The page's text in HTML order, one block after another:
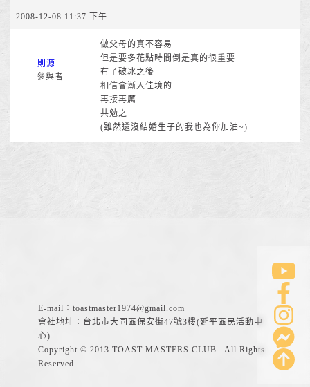
2008-12-08 11:37 下午
則源
參與者
做父母的真不容易
但是要多花點時間倒是真的很重要
有了破冰之後
相信會漸入佳境的
再接再厲
共勉之
(雖然還沒結婚生子的我也為你加油~)
E-mail： toastmaster1974@gmail.com
會社地址：台北市大同區保安街47號3樓(延平區民活動中
心)
Copyright © 2013 TOAST MASTERS CLUB . All Rights
Reserved.